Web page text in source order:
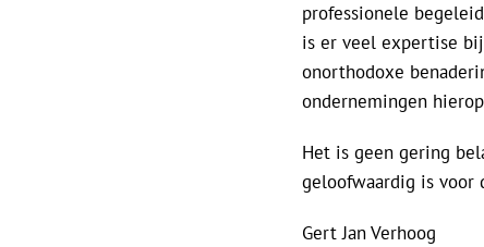
professionele
is er veel expertise
onorthodoxe
ondernemingen
Het is geen gering
geloofwaardig is voor
Gert Jan Verhoog